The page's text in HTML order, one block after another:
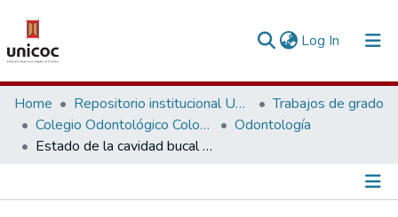
Log In (current)
Communities & Collections
Research Outputs
People
Home Repositorio institucional Unicoc, RI-unicoc
Trabajos de grado
Colegio Odontológico Colombiano
Odontología
Estado de la cavidad bucal de los escolares de dos instituciones educativas de Cali en el período II - 2007